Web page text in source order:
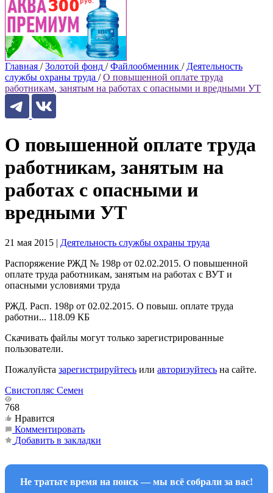
Главная / Золотой фонд / Файлообменник / Деятельность
службы охраны труда / О повышенной оплате труда
работникам, занятым на работах с опасными и вредными УТ
О повышенной оплате труда
работникам, занятым на
работах с опасными и
вредными УТ
21 мая 2015 | Деятельность службы охраны труда
Распоряжение РЖД № 198р от 02.02.2015. О повышенной
оплате труда работникам, занятым на работах с ВУТ и
опасными условиями труда
РЖД. Расп. 198р от 02.02.2015. О повыш. оплате труда
работни... 118.09 КБ
Скачивать файлы могут только зарегистрированные
пользователи.
Пожалуйста зарегистрируйтесь или авторизуйтесь на сайте.
Свистопляс Семен
768
Нравится
Комментировать
Добавить в закладки
Не тратьте время на поиск — мы всё собрали за вас!